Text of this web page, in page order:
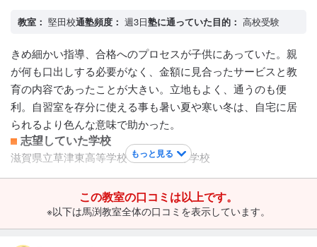
教室： 堅田校通塾頻度： 週3日塾に通っていた目的： 高校受験
きめ細かい指導、合格へのプロセスが子供にあっていた。親
が何も口出しする必要がなく、金額に見合ったサービスと教
育の内容であったことが大きい。立地もよく、通うのも便
利。自習室を存分に使える事も暑い夏や寒い冬は、自宅に居
られるより色んな意味で助かった。
志望していた学校
滋賀県立草津東高等学校 / 比叡山高等学校
もっと見る
この教室の口コミは以上です。
※以下は馬渕教室全体の口コミを表示しています。